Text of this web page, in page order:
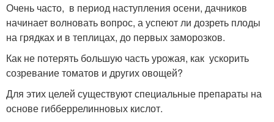
Очень часто, в период наступления осени, дачников
начинает волновать вопрос, а успеют ли дозреть плоды
на грядках и в теплицах, до первых заморозков.
Как не потерять большую часть урожая, как ускорить
созревание томатов и других овощей?
Для этих целей существуют специальные препараты на
основе гибберрелинновых кислот.